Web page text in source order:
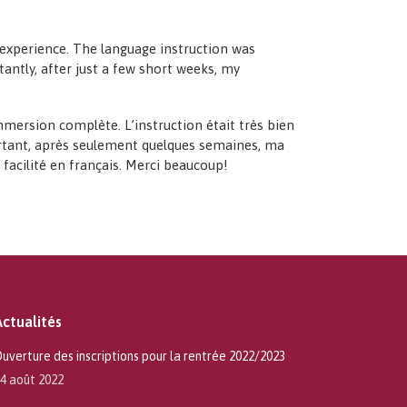
The language instruction was
after just a few short weeks, my
complète. L’instruction était très bien
après seulement quelques semaines, ma
en français. Merci beaucoup!
des inscriptions pour la rentrée 2022/2023
août 2022